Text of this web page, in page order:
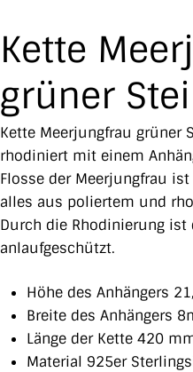
Kette
grüner
Kette Meerjungfrau grüner
rhodiniert mit einem
Flosse der Meerjungfrau
alles aus poliertem und
Durch die Rhodinierung
anlaufgeschützt.
Höhe des Anhängers
Breite des Anhängers
Länge der Kette 420
Material 925er